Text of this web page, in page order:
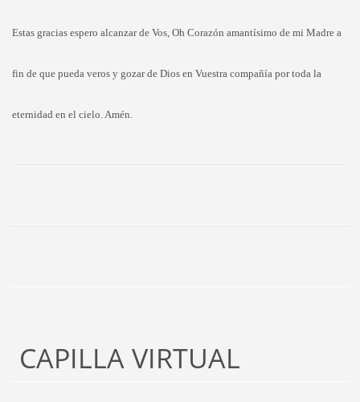
Estas gracias espero alcanzar de Vos, Oh Corazón amantísimo de mi Madre a
fin de que pueda veros y gozar de Dios en Vuestra compañía por toda la
eternidad en el cielo. Amén.
CAPILLA VIRTUAL